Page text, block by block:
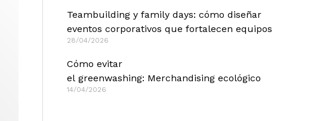
Teambuilding y family days: cómo diseñar
eventos corporativos que fortalecen equipos
28/04/2026
Cómo evitar
el greenwashing: Merchandising ecológico
14/04/2026